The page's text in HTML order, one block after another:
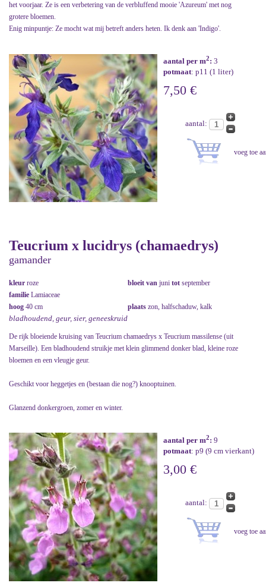
het voorjaar. Ze is een verbetering van de verbluffend mooie 'Azureum' met nog
grotere bloemen.
Enig minpuntje: Ze mocht wat mij betreft anders heten. Ik denk aan 'Indigo'.
aantal per m2: 3
potmaat: p11 (1 liter)
7,50 €
aantal:
Teucrium x lucidrys (chamaedrys)
gamander
kleur roze bloeit van juni tot september
familie Lamiaceae
hoog 40 cm plaats zon, halfschaduw, kalk
bladhoudend, geur, sier, geneeskruid
De rijk bloeiende kruising van Teucrium chamaedrys x Teucrium massilense (uit
Marseille). Een bladhoudend struikje met klein glimmend donker blad, kleine roze
bloemen en een vleugje geur.
Geschikt voor heggetjes en (bestaan die nog?) knooptuinen.
Glanzend donkergroen, zomer en winter.
aantal per m2: 9
potmaat: p9 (9 cm vierkant)
3,00 €
aantal: